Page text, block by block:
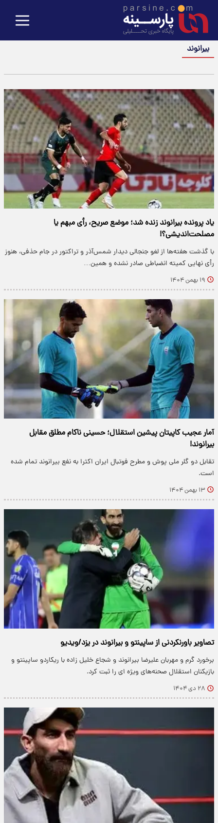
بیرانوند
یاد پرونده بیرانوند زنده شد؛ موضع صریح، رأی مبهم یا
مصلحت‌اندیشی؟!
با گذشت هفته‌ها از لغو جنجالی دیدار شمس‌آذر و تراکتور در جام حذفی، هنوز
رأی نهایی کمیته انضباطی صادر نشده و همین…
۱۹ بهمن ۱۴۰۴
آمار عجیب کاپیتان پیشین استقلال؛ حسینی ناکام مطلق مقابل
بیرانوند!
تقابل دو گلر ملی پوش و مطرح فوتبال ایران اکثرا به نفع بیرانوند تمام شده
است.
۱۳ بهمن ۱۴۰۴
تصاویر باورنکردنی از ساپینتو و بیرانوند در یزد/ویدیو
برخورد گرم و مهربان علیرضا بیرانوند و شجاع خلیل زاده با ریکاردو ساپینتو و
بازیکنان استقلال صحنه‌های ویژه ای را ثبت کرد.
۲۸ دی ۱۴۰۴